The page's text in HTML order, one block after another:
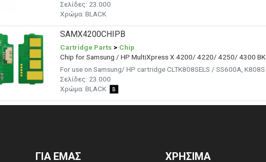
Σελίδες: 23.000
Χρώμα: BLACK
SAMX4200CHIPB
Cartridge Parts > Chip
Chip for Samsung / HP MultiXpress X 4200/ 4220/ 4250/ 4300 BK
For use on Samsung/ HP cartridge CLTK808SELS / SS600A, K808S
Σελίδες: 23.000
Χρώμα: BLACK
ΓΙΑ ΕΜΑΣ ΧΡΗΣΙΜΑ